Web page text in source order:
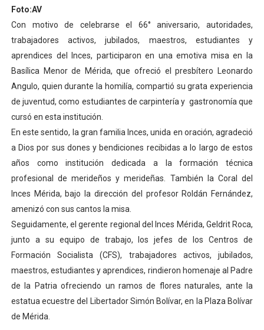
Iniciación al yoga reúne a diversos clubes deportivos
Mincomunas impulsa el autogobierno en Mérida con
Expertos inspeccionan espacios del OAN para la
Foto:AV
Con motivo de celebrarse el 66° aniversario, autoridades,
trabajadores activos, jubilados, maestros, estudiantes y
aprendices del Inces, participaron en una emotiva misa en la
Basílica Menor de Mérida, que ofreció el presbítero Leonardo
Angulo, quien durante la homilía, compartió su grata experiencia
de juventud, como estudiantes de carpintería y gastronomía que
cursó en esta institución.
En este sentido, la gran familia Inces, unida en oración, agradeció
a Dios por sus dones y bendiciones recibidas a lo largo de estos
años como institución dedicada a la formación técnica
profesional de merideños y merideñas. También la Coral del
Inces Mérida, bajo la dirección del profesor Roldán Fernández,
amenizó con sus cantos la misa.
Seguidamente, el gerente regional del Inces Mérida, Geldrit Roca,
junto a su equipo de trabajo, los jefes de los Centros de
Formación Socialista (CFS), trabajadores activos, jubilados,
maestros, estudiantes y aprendices, rindieron homenaje al Padre
de la Patria ofreciendo un ramos de flores naturales, ante la
estatua ecuestre del Libertador Simón Bolívar, en la Plaza Bolívar
de Mérida.